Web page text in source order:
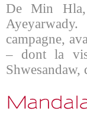
De Min
campagne,
– dont la
Shwesandaw,